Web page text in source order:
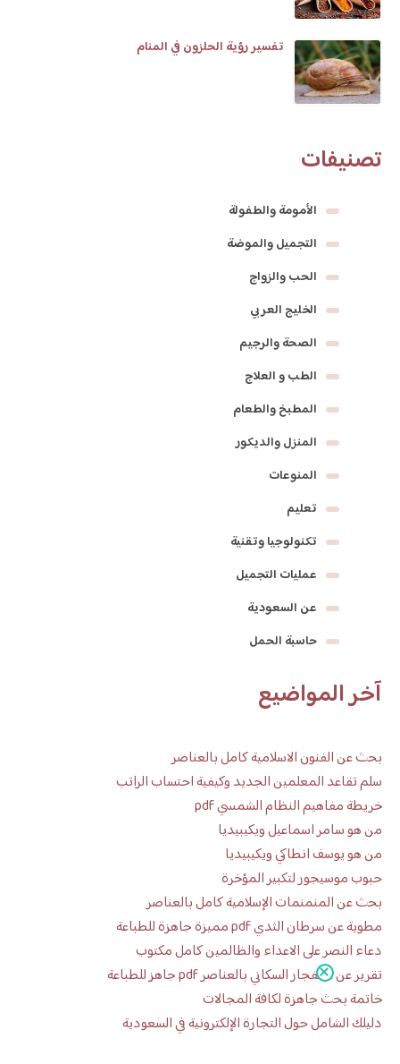
تفسير رؤية الحلزون في المنام
تصنيفات
الأمومة والطفولة
التجميل والموضة
الحب والزواج
الخليج العربي
الصحة والرجيم
الطب و العلاج
المطبخ والطعام
المنزل والديكور
المنوعات
تعليم
تكنولوجيا وتقنية
عمليات التجميل
عن السعودية
حاسبة الحمل
آخر المواضيع
بحث عن الفنون الاسلامية كامل بالعناصر
سلم تقاعد المعلمين الجديد وكيفية احتساب الراتب
خريطة مفاهيم النظام الشمسي pdf
من هو سامر اسماعيل ويكيبيديا
من هو يوسف انطاكي ويكيبيديا
حبوب موسيجور لتكبير المؤخرة
بحث عن المنمنمات الإسلامية كامل بالعناصر
مطوية عن سرطان الثدي pdf مميزة جاهزة للطباعة
دعاء النصر على الاعداء والظالمين كامل مكتوب
تقرير عن الانفجار السكاني بالعناصر pdf جاهز للطباعة
خاتمة بحث جاهزة لكافة المجالات
دليلك الشامل حول التجارة الإلكترونية في السعودية